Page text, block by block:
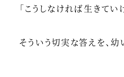
「こうしなければ生きてい
そういう切実な答えを、